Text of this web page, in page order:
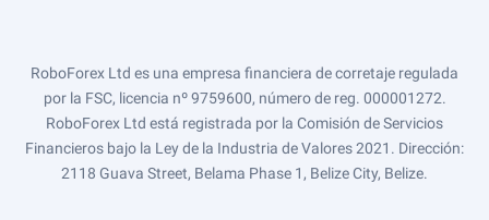
RoboForex Ltd es una empresa financiera de corretaje regulada
por la FSC, licencia nº 9759600, número de reg. 000001272.
RoboForex Ltd está registrada por la Comisión de Servicios
Financieros bajo la Ley de la Industria de Valores 2021. Dirección:
2118 Guava Street, Belama Phase 1, Belize City, Belize.